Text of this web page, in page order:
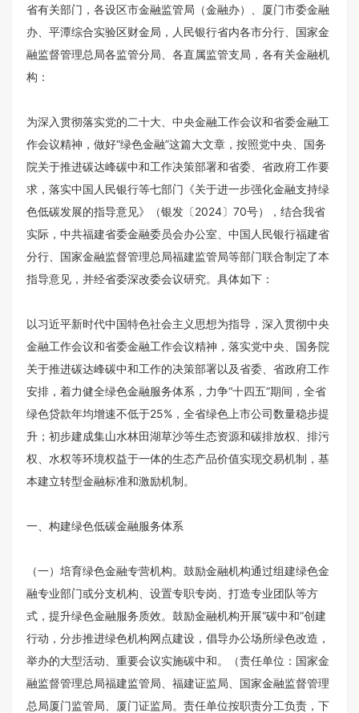
省有关部门，各设区市金融监管局（金融办）、厦门市委金融
办、平潭综合实验区财金局，人民银行省内各市分行、国家金
融监督管理总局各监管分局、各直属监管支局，各有关金融机
构：
为深入贯彻落实党的二十大、中央金融工作会议和省委金融工
作会议精神，做好“绿色金融”这篇大文章，按照党中央、国务
院关于推进碳达峰碳中和工作决策部署和省委、省政府工作要
求，落实中国人民银行等七部门《关于进一步强化金融支持绿
色低碳发展的指导意见》（银发〔2024〕70号），结合我省
实际，中共福建省委金融委员会办公室、中国人民银行福建省
分行、国家金融监督管理总局福建监管局等部门联合制定了本
指导意见，并经省委深改委会议研究。具体如下：
以习近平新时代中国特色社会主义思想为指导，深入贯彻中央
金融工作会议和省委金融工作会议精神，落实党中央、国务院
关于推进碳达峰碳中和工作的决策部署以及省委、省政府工作
安排，着力健全绿色金融服务体系，力争“十四五”期间，全省
绿色贷款年均增速不低于25%，全省绿色上市公司数量稳步提
升；初步建成集山水林田湖草沙等生态资源和碳排放权、排污
权、水权等环境权益于一体的生态产品价值实现交易机制，基
本建立转型金融标准和激励机制。
一、构建绿色低碳金融服务体系
（一）培育绿色金融专营机构。鼓励金融机构通过组建绿色金
融专业部门或分支机构、设置专职专岗、打造专业团队等方
式，提升绿色金融服务质效。鼓励金融机构开展“碳中和”创建
行动，分步推进绿色机构网点建设，倡导办公场所绿色改造，
举办的大型活动、重要会议实施碳中和。（责任单位：国家金
融监督管理总局福建监管局、福建证监局、国家金融监督管理
总局厦门监管局、厦门证监局。责任单位按职责分工负责，下